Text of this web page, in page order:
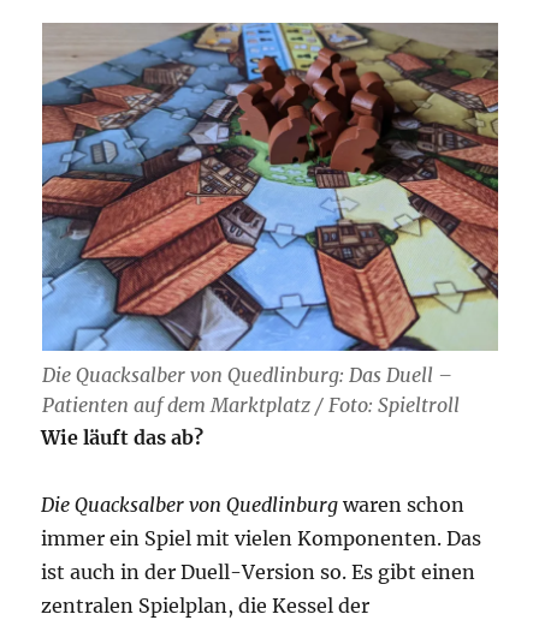
Die Quacksalber von Quedlinburg: Das Duell –
Patienten auf dem Marktplatz / Foto: Spieltroll
Wie läuft das ab?
Die Quacksalber von Quedlinburg waren schon
immer ein Spiel mit vielen Komponenten. Das
ist auch in der Duell-Version so. Es gibt einen
zentralen Spielplan, die Kessel der